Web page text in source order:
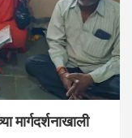
मार्गदर्शनाखाली